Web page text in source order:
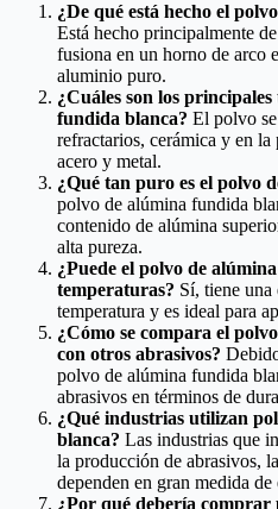
¿De qué está hecho el
Está hecho principalmente
fusiona en un horno de arco
aluminio puro.
¿Cuáles son los
fundida blanca? El polvo
refractarios, cerámica y en
acero y metal.
¿Qué tan puro es el polvo
polvo de alúmina fundida
contenido de alúmina
alta pureza.
¿Puede el polvo de
temperaturas? Sí, tiene una
temperatura y es ideal para
¿Cómo se compara el
con otros abrasivos?
polvo de alúmina fundida
abrasivos en términos de
¿Qué industrias utilizan
blanca? Las industrias que
la producción de abrasivos,
dependen en gran medida de
¿Por qué debería